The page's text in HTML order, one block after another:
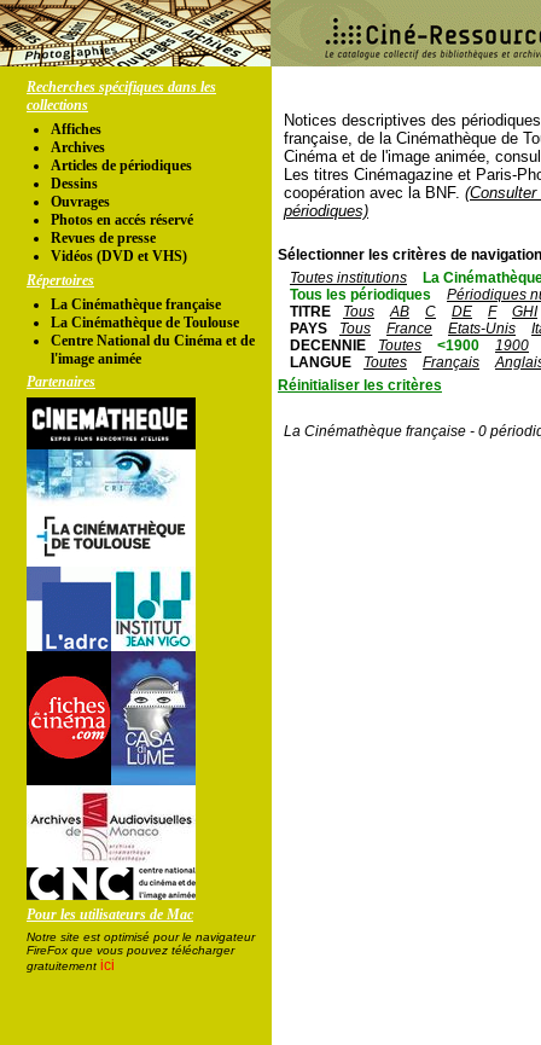
Recherches spécifiques dans les
collections
Affiches
Archives
Articles de périodiques
Dessins
Ouvrages
Photos en accés réservé
Revues de presse
Vidéos (DVD et VHS)
Répertoires
La Cinémathèque française
La Cinémathèque de Toulouse
Centre National du Cinéma et de
l'image animée
Partenaires
Pour les utilisateurs de Mac
Notre site est optimisé pour le navigateur
FireFox que vous pouvez télécharger
gratuitement ici
Notices descriptives des
française, de la Cinémathèque de
Cinéma et de l'image animée,
Les titres Cinémagazine et Paris-
coopération avec la BNF.
périodiques)
Sélectionner les critères de
Toutes institutions
La
Tous les périodiques
Périodiques
TITRE
Tous AB C DE F
GHI
PAYS
Tous France Etats-Unis
DECENNIE
Toutes <1900
1900
LANGUE
Toutes Français
Réinitialiser les critères
La Cinémathèque française - 0